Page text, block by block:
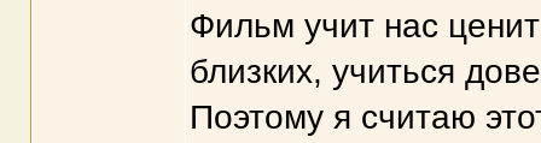
Фильм учит нас
близких, учиться
Поэтому я считаю